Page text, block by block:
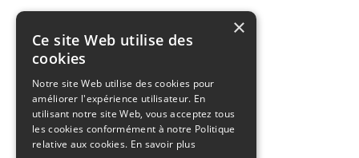
×
Ce site Web utilise des
cookies
Notre site Web utilise des cookies pour
améliorer l'expérience utilisateur. En
utilisant notre site Web, vous acceptez tous
les cookies conformément à notre Politique
relative aux cookies. En savoir plus